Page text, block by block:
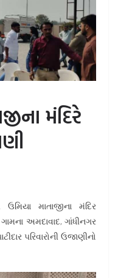
મંદિરે
માતાજીના મંદિર
અમદાવાદ, ગાંધીનગર
પરિવારોની ઉજાણીનો